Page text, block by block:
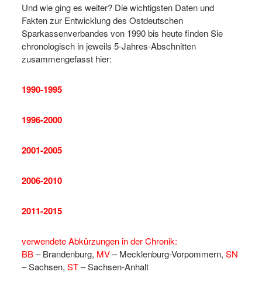
Und wie ging es weiter? Die wichtigsten Daten und
Fakten zur Entwicklung des Ostdeutschen
Sparkassenverbandes von 1990 bis heute finden Sie
chronologisch in jeweils 5-Jahres-Abschnitten
zusammengefasst hier:
1990-1995
1996-2000
2001-2005
2006-2010
2011-2015
verwendete Abkürzungen in der Chronik:
BB– Brandenburg, MV– Mecklenburg-Vorpommern, SN
– Sachsen, ST– Sachsen-Anhalt